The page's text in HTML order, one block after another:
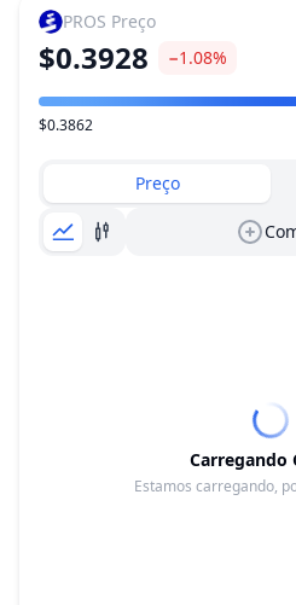
PROS Preço
$0.3928 −1.08%
Faixa de preço
$0.3862
Preço
Carregando
Estamos carregando,